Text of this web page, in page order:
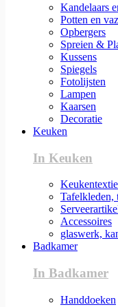
Kandelaars
Potten en
Opbergers
Spreien &
Kussens
Spiegels
Fotolijsten
Lampen
Kaarsen
Decoratie
Keuken
In Keuken
Tafelkleden,
Accessoires
glaswerk,
Badkamer
In Badkamer
Handdoeken